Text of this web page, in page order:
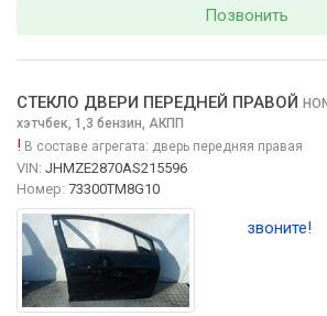
Позвонить
СТЕКЛО ДВЕРИ ПЕРЕДНЕЙ ПРАВОЙ
хэтчбек, 1,3 бензин, АКПП
! В составе агрегата: дверь передняя правая
VIN: JHMZE2870AS215596
Номер: 73300TM8G10
звоните!